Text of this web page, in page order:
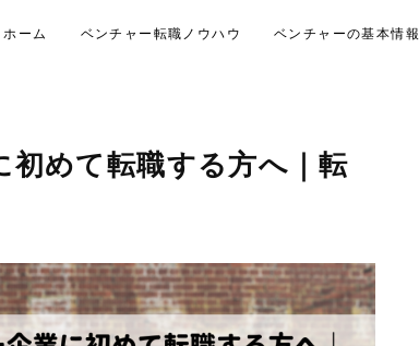
ホーム ベンチャー転職ノウハウ ベンチャーの基本情報
初めて転職する方へ｜転